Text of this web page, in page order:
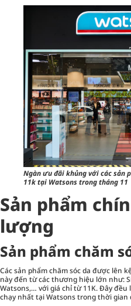
Ngàn ưu đãi khủng với các sản
11k tại Watsons trong tháng 11
Sản phẩm
lượng
Sản phẩm chăm
Các sản phẩmchăm sóc da được lên
này đến từ các thương hiệu lớn như:
Watsons,… với giá chỉ từ 11K. Đây đều
chạy nhất tại Watsons trong thời gian